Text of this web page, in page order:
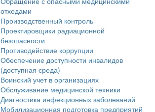
отходами
Производственный контроль
Проектировщики радиационной
безопасности
Противодействие коррупции
Обеспечение доступности инвалидов
(доступная среда)
Воинский учет в организациях
Обслуживание медицинской техники
Диагностика инфекционных заболеваний
Мобилизационная подготовка предприятий